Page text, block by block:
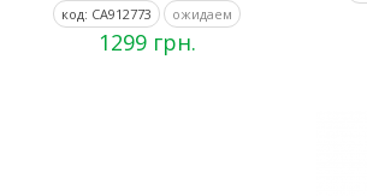
код: CA912773 ожидаем
1299 грн.